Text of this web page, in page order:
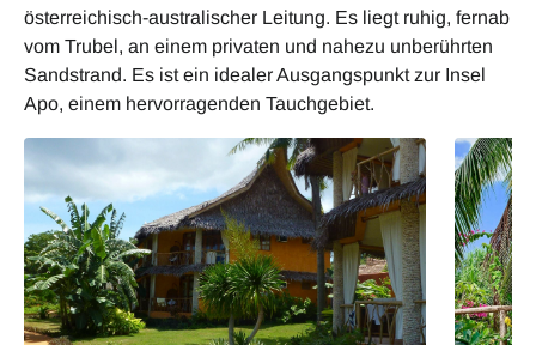
österreichisch-australischer Leitung. Es liegt ruhig, fernab
vom Trubel, an einem privaten und nahezu unberührten
Sandstrand. Es ist ein idealer Ausgangspunkt zur Insel
Apo, einem hervorragenden Tauchgebiet.